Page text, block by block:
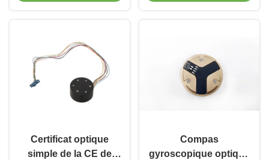
Certificat optique
simple de la CE de
Compas
gyroscopique optique